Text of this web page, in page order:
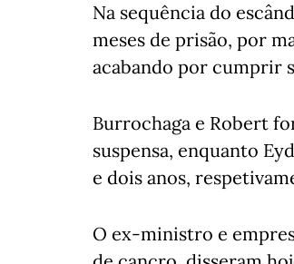
Na sequência do
meses de prisão, por
acabando por cumprir
Burrochaga e Robert
suspensa, enquanto
e dois anos,
O ex-ministro e